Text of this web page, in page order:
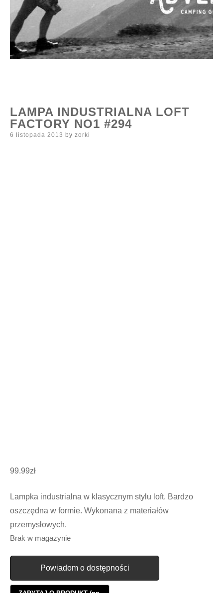
LAMPA INDUSTRIALNA LOFT
FACTORY NO1 #294
Posted
6 listopada 2013 by zorki
99.99zł
Lampka industrialna w klasycznym stylu loft. Bardzo
oszczędna w formie. Wykonana z materiałów
przemysłowych.
Brak w magazynie
Powiadom o dostępności